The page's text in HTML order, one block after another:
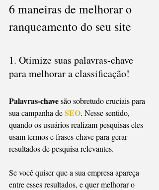
6 maneiras de melhorar o
ranqueamento do seu site
1. Otimize suas palavras-chave
para melhorar a classificação!
Palavras-chave são sobretudo cruciais para
sua campanha de SEO. Nesse sentido,
quando os usuários realizam pesquisas eles
usam termos e frases-chave para gerar
resultados de pesquisa relevantes.
Se você quiser que a sua empresa apareça
entre esses resultados, e quer melhorar o